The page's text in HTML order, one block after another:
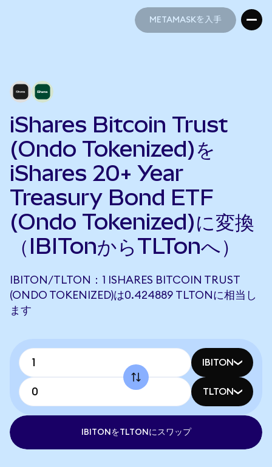
METAMASKを入手
iShares Bitcoin Trust
(Ondo Tokenized)を
iShares 20+ Year
Treasury Bond ETF
(Ondo Tokenized)に変換
（IBITonからTLTonへ）
IBITON/TLTON：1 ISHARES BITCOIN TRUST
(ONDO TOKENIZED)は0.424889 TLTONに相当し
ます
IBITON
TLTON
IBITONをTLTONにスワップ